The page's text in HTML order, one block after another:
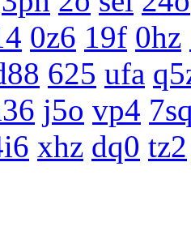
0z6 19f 0hz
625 ufa
j5o vp4
xhz dq0 tz2